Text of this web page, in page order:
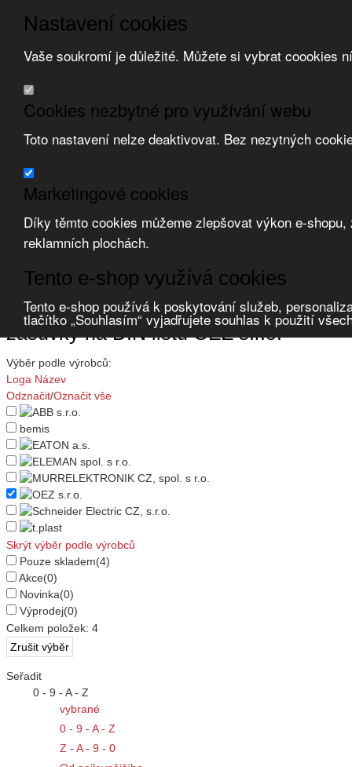
Nastavení cookies
Vaše soukromí je důležité. Můžete si vybrat coookies
Cookies nezbytné pro využívání webu
Toto nastavení nelze deaktivovat. Bez nezytných
Marketingové cookies
Díky těmto cookies můžeme zlepšovat výkon e-
reklamních plochách.
Tento e-shop využívá cookies
Tento e-shop používá k poskytování služeb,
tlačítko „Souhlasím“ vyjadřujete souhlas k použití
Přeskočit na hlavní obsah Přeskočit na doplňující obsah
Obchodní podmínky
Registrace
Zvolte měnu:
Přihlásit uživatele
Úvod Zásuvky, vidlice, konektory průmyslové zásuvky a vidlice
zásuvky na DIN lištu OEZ s.r.o.
Výběr podle výrobců:
Loga Název
Odznačit/Označit vše
bemis
Skrýt výběr podle výrobců
Pouze skladem(4)
Akce(0)
Novinka(0)
Výprodej(0)
Celkem položek: 4
Seřadit
0 - 9 - A - Z
vybrané
0 - 9 - A - Z
Z - A - 9 - 0